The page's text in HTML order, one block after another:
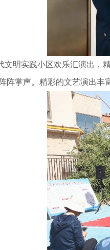
明实践小区欢乐汇演出，精
阵掌声。精彩的文艺演出